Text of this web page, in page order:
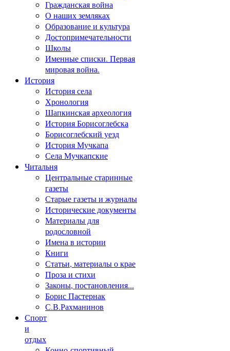
Гражданская война
О наших земляках
Образование и культура
Достопримечательности
Школы
Именные списки. Первая
мировая война.
История
История села
Хронология
Шапкинская археология
История Борисоглебска
Борисоглебский уезд
История Мучкапа
Села Мучкапские
Читальня
Центральные старинные
газеты
Старые газеты и журналы
Исторические документы
Материалы для
родословной
Имена в истории
Книги
Статьи, материалы о крае
Проза и стихи
Законы, постановления...
Борис Пастернак
С.В.Рахманинов
Спорт
и
отдых